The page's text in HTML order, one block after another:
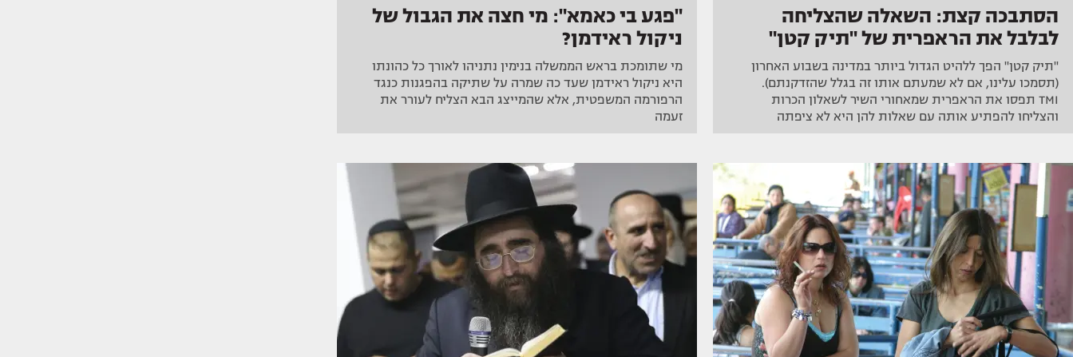
הסתבכה קצת: השאלה שהצליחה
לבלבל את הראפרית של "תיק קטן"
"תיק קטן" הפך ללהיט הגדול ביותר במדינה בשבוע האחרון
(תסמכו עלינו, אם לא שמעתם אותו זה בגלל שהזדקנתם).
TMI תפסו את הראפרית שמאחורי השיר לשאלון הכרות
והצליחו להפתיע אותה עם שאלות להן היא לא ציפתה
"פגע בי כאמא": מי חצה את הגבול של
ניקול ראידמן?
מי שתומכת בראש הממשלה בנימין נתניהו לאורך כל כהונתו
היא ניקול ראידמן שעד כה שמרה על שתיקה בהפגנות כנגד
הרפורמה המשפטית, אלא שהמייצג הבא הצליח לעורר את
זעמה